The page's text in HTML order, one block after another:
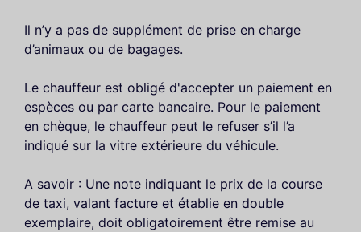
Il n’y a pas de supplément de prise en charge
d’animaux ou de bagages.
Le chauffeur est obligé d'accepter un paiement en
espèces ou par carte bancaire. Pour le paiement
en chèque, le chauffeur peut le refuser s’il l’a
indiqué sur la vitre extérieure du véhicule.
A savoir : Une note indiquant le prix de la course
de taxi, valant facture et établie en double
exemplaire, doit obligatoirement être remise au